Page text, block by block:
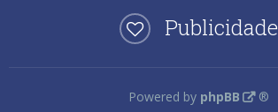
Publicidade
Powered by phpBB ®